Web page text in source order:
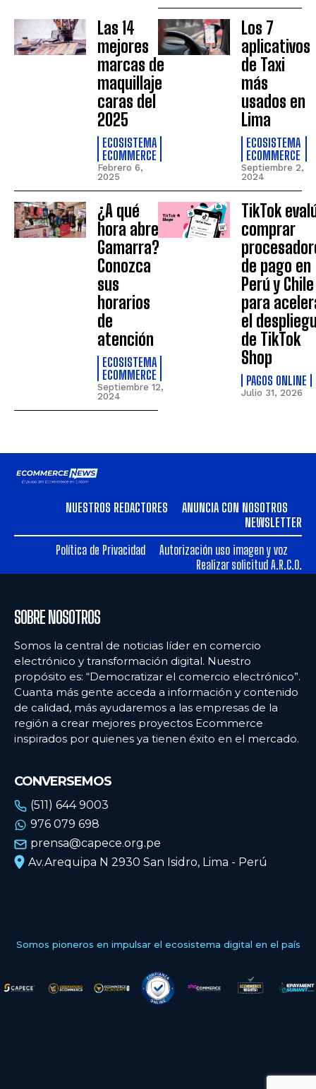
Las 14
mejores
marcas de
maquillaje
caras del
2025
ECOSISTEMA
ECOMMERCE
Febrero 6,
2025
Los 7
aplicativos
de Taxi
más
usados en
Lima
ECOSISTEMA
ECOMMERCE
Septiembre 2,
2024
¿A qué
hora abre
Gamarra?
Conozca
sus
horarios
de
atención
ECOSISTEMA
ECOMMERCE
Septiembre 12,
2024
TikTok
comprar
de pago en
Perú y Chile
para
el
de TikTok
Shop
PAGOS ONLINE
Julio 31, 2026
NUESTROS REDACTORES
ANUNCIA CON NOSOTROS
NEWSLETTER
Política de Privacidad
Autorización uso imagen y voz
Realizar solicitud A.R.C.O.
SOBRE NOSOTROS
Somos la central de noticias líder en comercio
electrónico y transformación digital. Nuestro
propósito es: “Democratizar el comercio electrónico”.
Cuanta más gente acceda a información y contenido
de calidad, más ayudaremos a las empresas de la
región a crear mejores proyectos Ecommerce
inspirados por quienes ya tienen éxito en el mercado.
CONVERSEMOS
(511) 644 9003
976 079 698
prensa@capece.org.pe
Av.Arequipa N 2930 San Isidro, Lima - Perú
Somos pioneros en impulsar el ecosistema digital en el país